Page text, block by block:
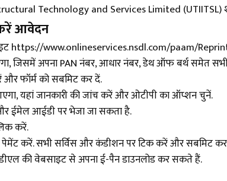
Technology and Services Limited (UTIITSL)
आवेदन
www.onlineservices.nsdl.com/paam/
जिसमें अपना PAN नंबर, आधार नंबर, डेथ ऑफ बर्थ समेत
फॉर्म को सबमिट कर दें.
यहां जानकारी की जांच करें और ओटीपी का ऑप्शन चुनें.
ईमेल आईडी पर भेजा जा सकता है.
करें.
पेमेंट करें. सभी सर्विस और कंडीशन पर टिक करें और सबमिट
की वेबसाइट से अपना ई-पैन डाउनलोड कर सकते हैं.